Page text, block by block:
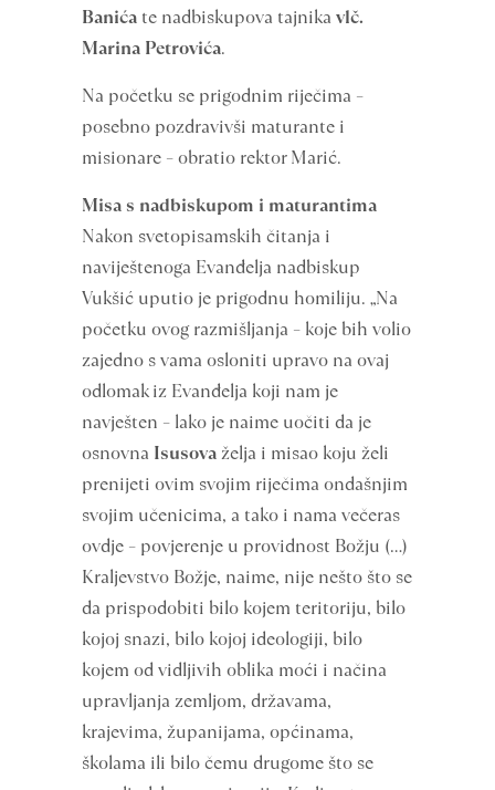
Banića te nadbiskupova tajnika vlč.
Marina Petrovića.
Na početku se prigodnim riječima –
posebno pozdravivši maturante i
misionare – obratio rektor Marić.
Misa s nadbiskupom i maturantima
Nakon svetopisamskih čitanja i
naviještenoga Evanđelja nadbiskup
Vukšić uputio je prigodnu homiliju. „Na
početku ovog razmišljanja – koje bih volio
zajedno s vama osloniti upravo na ovaj
odlomak iz Evanđelja koji nam je
navješten – lako je naime uočiti da je
osnovna Isusovaželja i misao koju želi
prenijeti ovim svojim riječima ondašnjim
svojim učenicima, a tako i nama večeras
ovdje – povjerenje u providnost Božju (…)
Kraljevstvo Božje, naime, nije nešto što se
da prispodobiti bilo kojem teritoriju, bilo
kojoj snazi, bilo kojoj ideologiji, bilo
kojem od vidljivih oblika moći i načina
upravljanja zemljom, državama,
krajevima, županijama, općinama,
školama ili bilo čemu drugome što se